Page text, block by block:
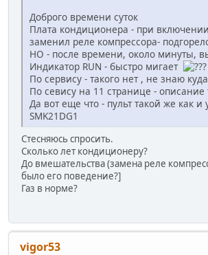
Доброго времени суток
Плата кондиционера - при
заменил реле компрессора-
НО - после времени, около минуты,
Индикатор RUN - быстро мигает
По сервису - такого нет , не знаю
По севису на 11 странице - описание
Да вот еще что - пульт такой же как
SMK21DG1
Стесняюсь спросить.
Сколько лет кондиционеру?
До вмешательства (замена реле
было его поведение?]
Газ в норме?
vigor53